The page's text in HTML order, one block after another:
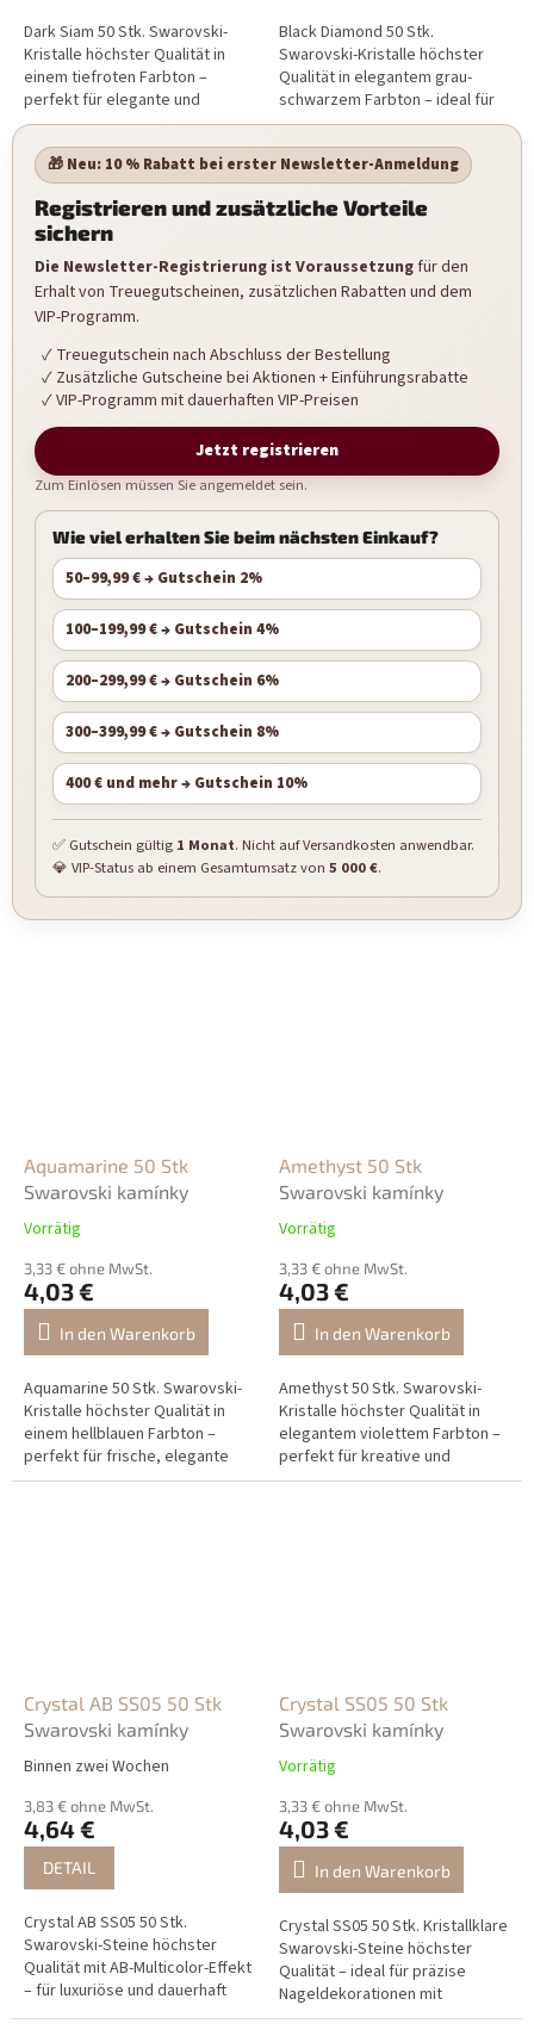
Dark Siam 50 Stk. Swarovski-
Kristalle höchster Qualität in
einem tiefroten Farbton –
perfekt für elegante und
luxuriöse Nageldekorationen.
Black Diamond 50 Stk.
Swarovski-Kristalle höchster
Qualität in elegantem grau-
schwarzem Farbton – ideal für
moderne und luxuriöse
Nageldesigns.
🎁 Neu: 10 % Rabatt bei erster Newsletter-Anmeldung
Registrieren und zusätzliche Vorteile
sichern
Die Newsletter-Registrierung ist Voraussetzungfür den
Erhalt von Treuegutscheinen, zusätzlichen Rabatten und dem
VIP-Programm.
Treuegutschein nach Abschluss der Bestellung
Zusätzliche Gutscheine bei Aktionen + Einführungsrabatte
VIP-Programm mit dauerhaften VIP-Preisen
Jetzt registrieren
Zum Einlösen müssen Sie angemeldet sein.
Wie viel erhalten Sie beim nächsten Einkauf?
50–99,99 € → Gutschein 2%
100–199,99 € → Gutschein 4%
200–299,99 € → Gutschein 6%
300–399,99 € → Gutschein 8%
400 € und mehr → Gutschein 10%
✅ Gutschein gültig 1 Monat. Nicht auf Versandkosten anwendbar.
💎 VIP-Status ab einem Gesamtumsatz von 5 000 €.
Aquamarine 50 Stk
Swarovski kamínky
Vorrätig
3,33 € ohne MwSt.
4,03 €
In den Warenkorb
Aquamarine 50 Stk. Swarovski-
Kristalle höchster Qualität in
einem hellblauen Farbton –
perfekt für frische, elegante
und sommerliche Nageldesigns.
Amethyst 50 Stk
Swarovski kamínky
Vorrätig
3,33 € ohne MwSt.
4,03 €
In den Warenkorb
Amethyst 50 Stk. Swarovski-
Kristalle höchster Qualität in
elegantem violettem Farbton –
perfekt für kreative und
luxuriöse Nageldesigns.
Crystal AB SS05 50 Stk
Swarovski kamínky
Binnen zwei Wochen
3,83 € ohne MwSt.
4,64 €
DETAIL
Crystal AB SS05 50 Stk.
Swarovski-Steine höchster
Qualität mit AB-Multicolor-Effekt
– für luxuriöse und dauerhaft
glänzende Nageldekorationen.
Crystal SS05 50 Stk
Swarovski kamínky
Vorrätig
3,33 € ohne MwSt.
4,03 €
In den Warenkorb
Crystal SS05 50 Stk. Kristallklare
Swarovski-Steine höchster
Qualität – ideal für präzise
Nageldekorationen mit
brillantem Glanz und Eleganz.